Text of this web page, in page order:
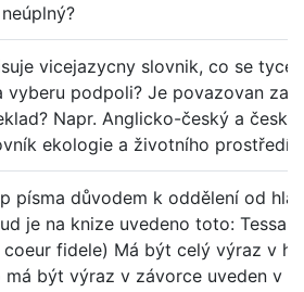
vicejazycny slovnik, co se tyce
vyberu podpoli? Je povazovan za
Napr. Anglicko-český a
ekologie a životního prostředí
písma důvodem k oddělení od
je na knize uvedeno toto: Tessa
coeur fidele) Má být celý výraz v
má být výraz v závorce uveden v